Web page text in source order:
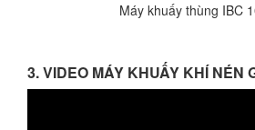
Máy khuấy thùng IBC
3. VIDEO MÁY KHUẤY KHÍ NÉN